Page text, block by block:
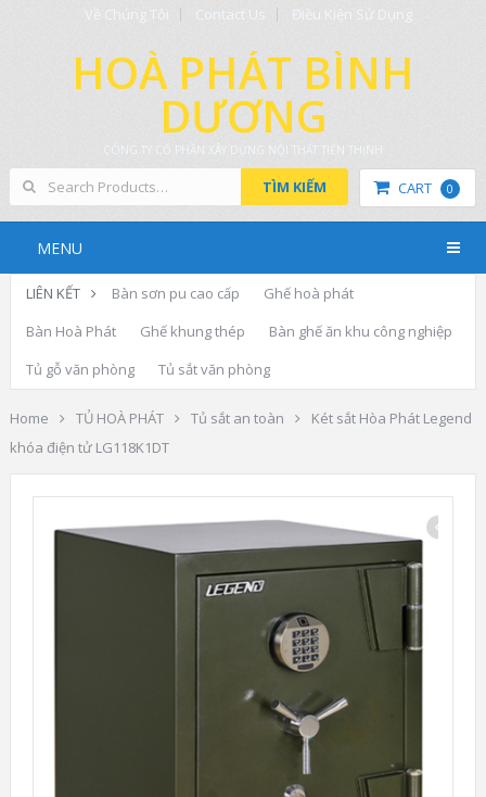
Về Chúng Tôi Contact Us Điều Kiện Sử Dụng
HOÀ PHÁT BÌNH
DƯƠNG
CÔNG TY CỔ PHẦN XÂY DỰNG NỘI THẤT TIẾN THỊNH
CART 0
TÌM KIẾM
MENU
LIÊN KẾT Bàn sơn pu cao cấp
Ghế hoà phát
Bàn Hoà Phát
Ghế khung thép
Bàn ghế ăn khu công nghiệp
Tủ gỗ văn phòng
Tủ sắt văn phòng
Home TỦ HOÀ PHÁT Tủ sắt an toàn
Két sắt Hòa Phát Legend
khóa điện tử LG118K1DT